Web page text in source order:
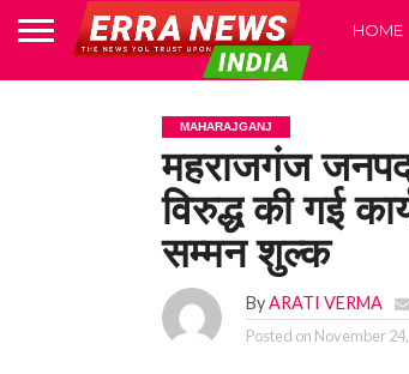
HOME
MAHARAJGANJ
महराजगंज
विरुद्ध की गई
सम्मन शुल्क
ByARATI VERMA
Posted on November